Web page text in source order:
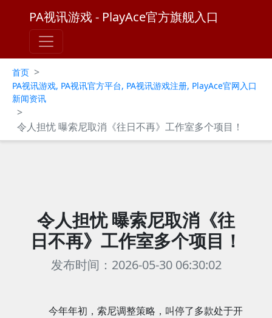
PA视讯游戏 - PlayAce官方旗舰入口
首页 >
PA视讯游戏, PA视讯官方平台, PA视讯游戏注册, PlayAce官网入口
新闻资讯
>
令人担忧 曝索尼取消《往日不再》工作室多个项目！
令人担忧 曝索尼取消《往
日不再》工作室多个项目！
发布时间：2026-05-30 06:30:02
今年年初，索尼调整策略，叫停了多款处于开